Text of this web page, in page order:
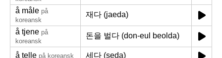
å måle på
koreansk
재다 (jaeda)
å tjene på
koreansk
돈을 벌다 (don-eul beolda)
å telle på koreansk
세다 (seda)